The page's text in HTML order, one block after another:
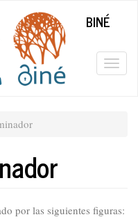
BINÉ
por las siguientes figuras: